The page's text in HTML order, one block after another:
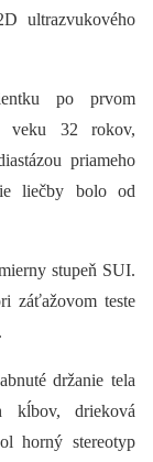
ultrazvukového
po prvom
veku 32 rokov,
priameho
liečby bolo od
stupeň SUI.
záťažovom teste
držanie tela
kĺbov, drieková
horný stereotyp